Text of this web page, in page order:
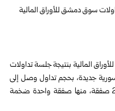
المالية بنتيجة جلسة تداولات
مليون ليرة سورية جديدة، بحجم تداول وصل إلى
546335 سهماً توزعت بين 267 صفقة، منها صفقة واحدة ضخمة